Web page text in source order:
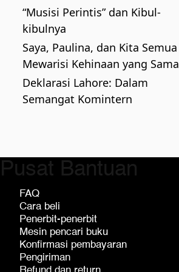
“Musisi Perintis” dan Kibul-
kibulnya
Saya, Paulina, dan Kita Semua
Mewarisi Kehinaan yang Sama
Deklarasi Lahore: Dalam
Semangat Komintern
Pusat Bantuan
FAQ
Cara beli
Penerbit-penerbit
Mesin pencari buku
Konfirmasi pembayaran
Pengiriman